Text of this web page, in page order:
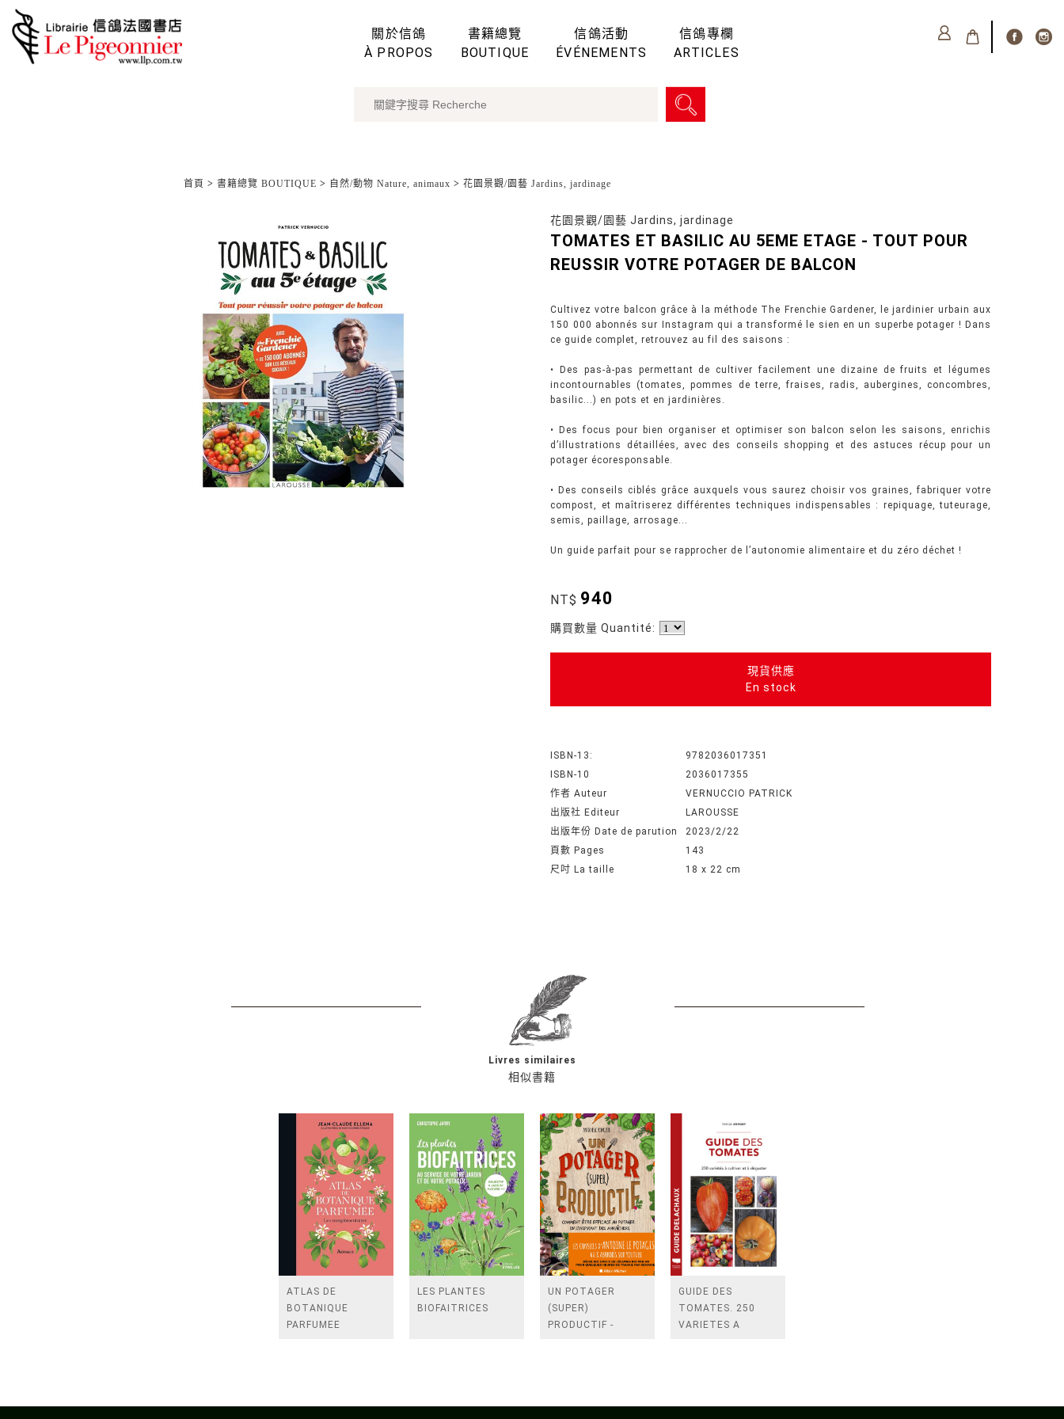
關於信鴿
À PROPOS
書籍總覽
BOUTIQUE
信鴿活動
ÉVÉNEMENTS
信鴿專欄
ARTICLES
首頁 > 書籍總覽 BOUTIQUE > 自然/動物 Nature, animaux > 花園景觀/園藝 Jardins, jardinage
花園景觀/園藝 Jardins, jardinage
TOMATES ET BASILIC AU 5EME ETAGE - TOUT POUR
REUSSIR VOTRE POTAGER DE BALCON
Cultivez votre balcon grâce à la méthode The Frenchie Gardener, le jardinier urbain aux
150 000 abonnés sur Instagram qui a transformé le sien en un superbe potager ! Dans
ce guide complet, retrouvez au fil des saisons :
• Des pas-à-pas permettant de cultiver facilement une dizaine de fruits et légumes
incontournables (tomates, pommes de terre, fraises, radis, aubergines, concombres,
basilic...) en pots et en jardinières.
• Des focus pour bien organiser et optimiser son balcon selon les saisons, enrichis
d’illustrations détaillées, avec des conseils shopping et des astuces récup pour un
potager écoresponsable.
• Des conseils ciblés grâce auxquels vous saurez choisir vos graines, fabriquer votre
compost, et maîtriserez différentes techniques indispensables : repiquage, tuteurage,
semis, paillage, arrosage...
Un guide parfait pour se rapprocher de l’autonomie alimentaire et du zéro déchet !
NT$ 940
購買數量 Quantité:
現貨供應
En stock
ISBN-13:
9782036017351
ISBN-10
2036017355
作者 Auteur
VERNUCCIO PATRICK
出版社 Editeur
LAROUSSE
出版年份 Date de parution
2023/2/22
頁數 Pages
143
尺吋 La taille
18 x 22 cm
相似書籍
Livres similaires
ATLAS DE
BOTANIQUE
PARFUMEE
LES PLANTES
BIOFAITRICES
UN POTAGER
(SUPER)
PRODUCTIF -
MARAICHERS
GUIDE DES
TOMATES. 250
VARIETES A